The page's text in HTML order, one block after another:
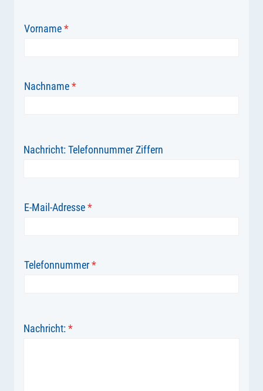
Vorname*
Nachname*
Nachricht: Telefonnummer Ziffern
E-Mail-Adresse*
Telefonnummer*
Nachricht:*